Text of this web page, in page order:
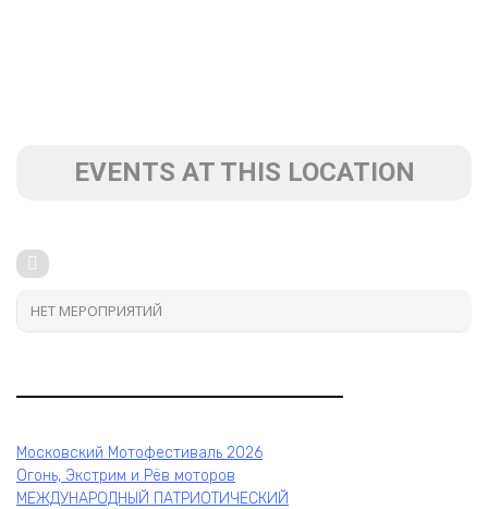
EVENTS AT THIS LOCATION
НЕТ МЕРОПРИЯТИЙ
Московский Мотофестиваль 2026
Огонь, Экстрим и Рёв моторов
МЕЖДУНАРОДНЫЙ ПАТРИОТИЧЕСКИЙ